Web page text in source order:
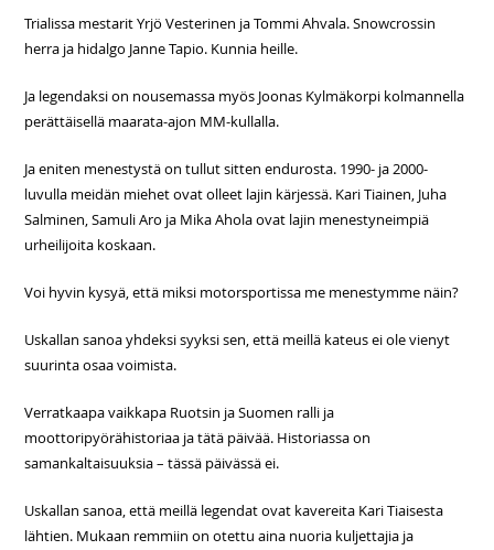
Trialissa mestarit Yrjö Vesterinen ja Tommi Ahvala. Snowcrossin
herra ja hidalgo Janne Tapio. Kunnia heille.
Ja legendaksi on nousemassa myös Joonas Kylmäkorpi kolmannella
perättäisellä maarata-ajon MM-kullalla.
Ja eniten menestystä on tullut sitten endurosta. 1990- ja 2000-
luvulla meidän miehet ovat olleet lajin kärjessä. Kari Tiainen, Juha
Salminen, Samuli Aro ja Mika Ahola ovat lajin menestyneimpiä
urheilijoita koskaan.
Voi hyvin kysyä, että miksi motorsportissa me menestymme näin?
Uskallan sanoa yhdeksi syyksi sen, että meillä kateus ei ole vienyt
suurinta osaa voimista.
Verratkaapa vaikkapa Ruotsin ja Suomen ralli ja
moottoripyörähistoriaa ja tätä päivää. Historiassa on
samankaltaisuuksia – tässä päivässä ei.
Uskallan sanoa, että meillä legendat ovat kavereita Kari Tiaisesta
lähtien. Mukaan remmiin on otettu aina nuoria kuljettajia ja